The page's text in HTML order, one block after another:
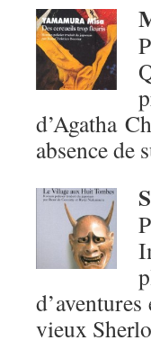
d’Agatha
absence de
vieux